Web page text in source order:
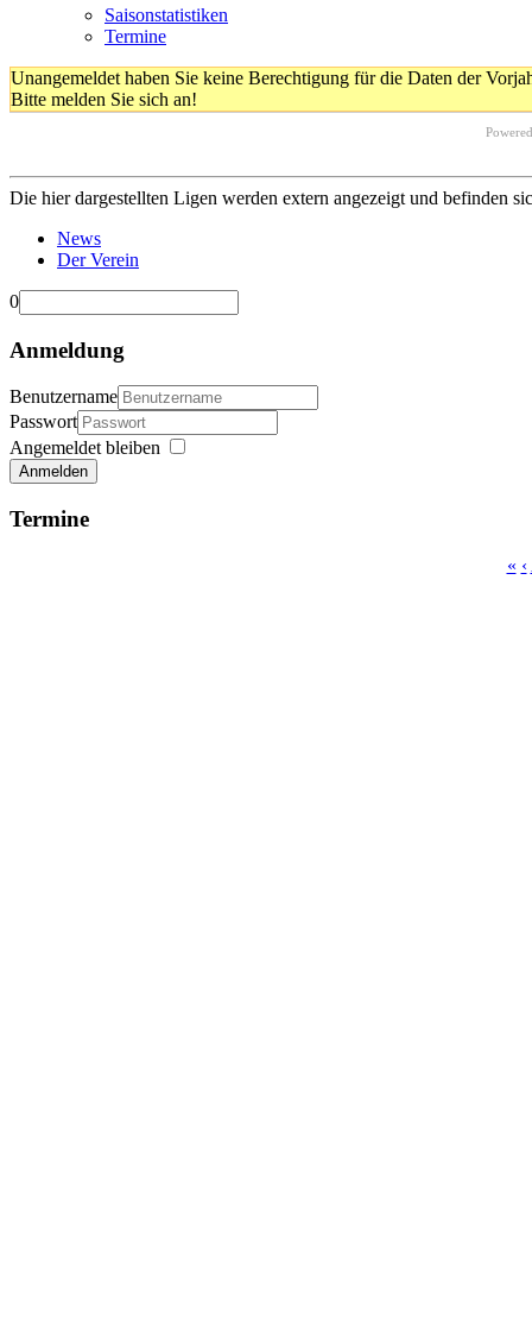
Saisonstatistiken
Termine
Unangemeldet haben Sie keine Berechtigung für die Daten der
Bitte melden Sie sich an!
Die hier dargestellten Ligen werden extern angezeigt und befinden
News
Der Verein
0
Anmeldung
Benutzername
Passwort
Angemeldet bleiben
Anmelden
Termine
« ‹